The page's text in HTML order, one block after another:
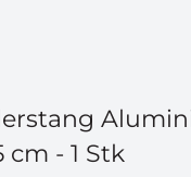
cm - 1 Stk